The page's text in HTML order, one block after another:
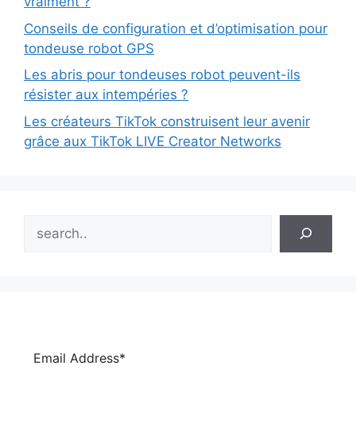
Conseils de configuration et d’optimisation pour
tondeuse robot GPS
Les abris pour tondeuses robot peuvent-ils
résister aux intempéries ?
Les créateurs TikTok construisent leur avenir
grâce aux TikTok LIVE Creator Networks